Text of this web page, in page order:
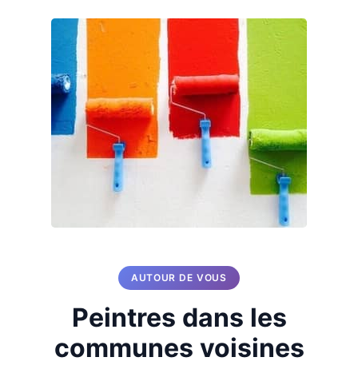
AUTOUR DE VOUS
Peintres dans les
communes voisines